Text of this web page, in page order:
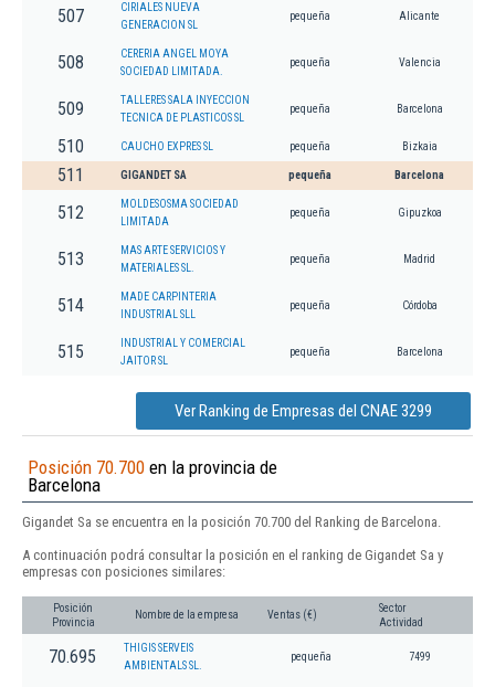
507
CIRIALES NUEVA
GENERACION SL
pequeña Alicante
508
CERERIA ANGEL MOYA
SOCIEDAD LIMITADA.
pequeña Valencia
509
TALLERES SALA INYECCION
TECNICA DE PLASTICOS SL
pequeña Barcelona
510 CAUCHO EXPRES SL pequeña Bizkaia
511 GIGANDET SA pequeña Barcelona
512
MOLDESOSMA SOCIEDAD
LIMITADA
pequeña Gipuzkoa
513
MAS ARTE SERVICIOS Y
MATERIALES SL.
pequeña Madrid
514
MADE CARPINTERIA
INDUSTRIAL SLL
pequeña Córdoba
515
INDUSTRIAL Y COMERCIAL
JAITOR SL
pequeña Barcelona
Ver Ranking de Empresas del CNAE 3299
Posición 70.700 en la provincia de
Barcelona
Gigandet Sa se encuentra en la posición 70.700 del Ranking de Barcelona.
A continuación podrá consultar la posición en el ranking de Gigandet Sa y
empresas con posiciones similares:
Posición
Provincia
Nombre de la empresa Ventas (€)
Sector
Actividad
70.695
THIGIS SERVEIS
AMBIENTALS SL.
pequeña 7499